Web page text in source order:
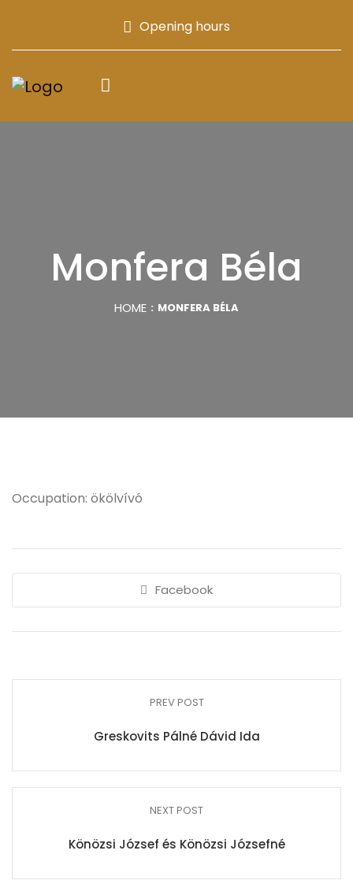
Opening hours
Monfera Béla
HOME MONFERA BÉLA
Occupation: ökölvívó
Facebook
PREV POST
Greskovits Pálné Dávid Ida
NEXT POST
Könözsi József és Könözsi Józsefné